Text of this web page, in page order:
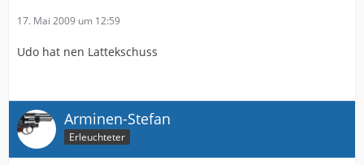
17. Mai 2009 um 12:59
Udo hat nen Lattekschuss
Arminen-Stefan
Erleuchteter